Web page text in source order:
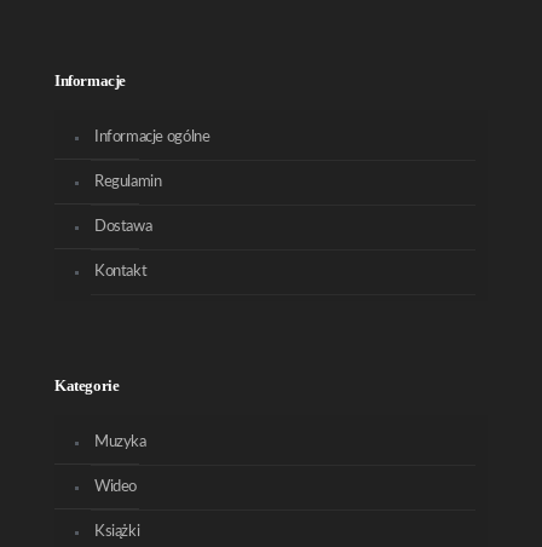
Informacje
Informacje ogólne
Regulamin
Dostawa
Kontakt
Kategorie
Muzyka
Wideo
Książki